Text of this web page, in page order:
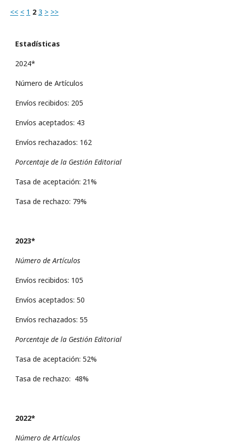
<< < 1 2 3 > >>
Estadísticas
2024*
Número de Artículos
Envíos recibidos: 205
Envíos aceptados: 43
Envíos rechazados: 162
Porcentaje de la Gestión Editorial
Tasa de aceptación: 21%
Tasa de rechazo: 79%
2023*
Número de Artículos
Envíos recibidos: 105
Envíos aceptados: 50
Envíos rechazados: 55
Porcentaje de la Gestión Editorial
Tasa de aceptación: 52%
Tasa de rechazo: 48%
2022*
Número de Artículos